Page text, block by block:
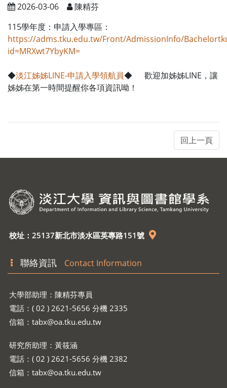
2026-03-06
陳精芬
115學年度：申請入學專區：
https://adms.tku.edu.tw/Front/AdmissionInfo/
id=MRXwt7YbyKM=
◆淡江姊姊LINE-申請入學領航員◆ 歡迎加姊姊LINE，讓
姊姊在第一時間提醒你各項資訊呦！
校址：25137新北市淡水區英專路151號
聯絡資訊 Contact Information
大學部助理：陳精芬專員
電話：( 02 ) 2621-5656 分機 2335
信箱： tabx@oa.tku.edu.tw
研究所助理：黃筱涵
電話：( 02 ) 2621-5656 分機 2382
信箱： tabx@oa.tku.edu.tw